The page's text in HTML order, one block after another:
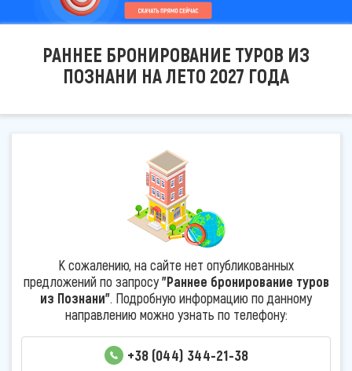
РАННЕЕ БРОНИРОВАНИЕ ТУРОВ ИЗ
ПОЗНАНИ НА ЛЕТО 2027 ГОДА
К сожалению, на сайте нет опубликованных
предложений по запросу"Раннее бронирование туров
из Познани". Подробную информацию по данному
направлению можно узнать по телефону:
+38 (044) 344-21-38